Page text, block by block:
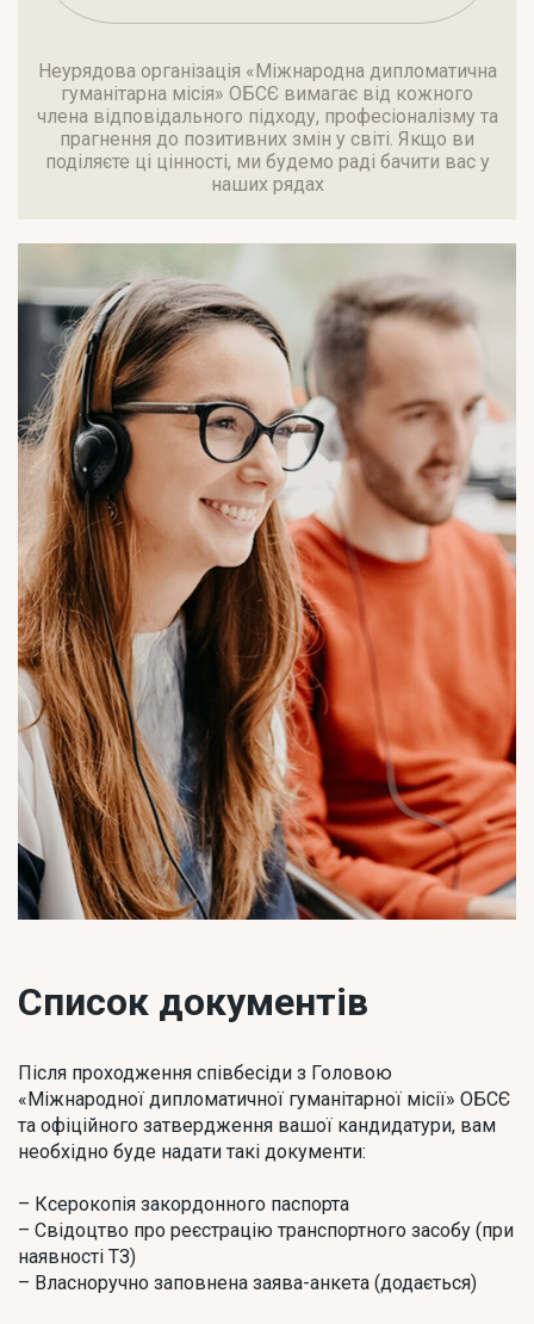
Неурядова організація «Міжнародна дипломатична
гуманітарна місія» ОБСЄ вимагає від кожного
члена відповідального підходу, професіоналізму та
прагнення до позитивних змін у світі. Якщо ви
поділяєте ці цінності, ми будемо раді бачити вас у
наших рядах
Список документів
Після проходження співбесіди з Головою
«Міжнародної дипломатичної гуманітарної місії» ОБСЄ
та офіційного затвердження вашої кандидатури, вам
необхідно буде надати такі документи:
– Ксерокопія закордонного паспорта
– Свідоцтво про реєстрацію транспортного засобу (при
наявності ТЗ)
– Власноручно заповнена заява-анкета (додається)